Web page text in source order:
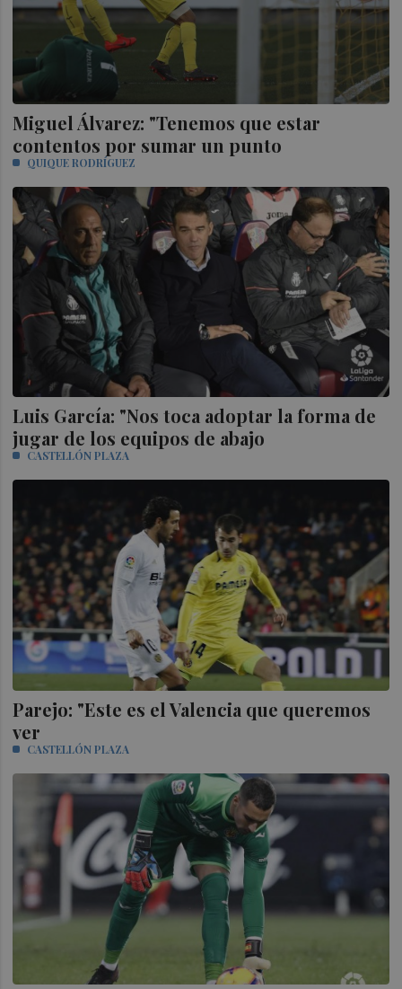
Miguel Álvarez: "Tenemos que estar
contentos por sumar un punto
QUIQUE RODRÍGUEZ
Luis García: "Nos toca adoptar la forma de
jugar de los equipos de abajo
CASTELLÓN PLAZA
Parejo: "Este es el Valencia que queremos
ver
CASTELLÓN PLAZA